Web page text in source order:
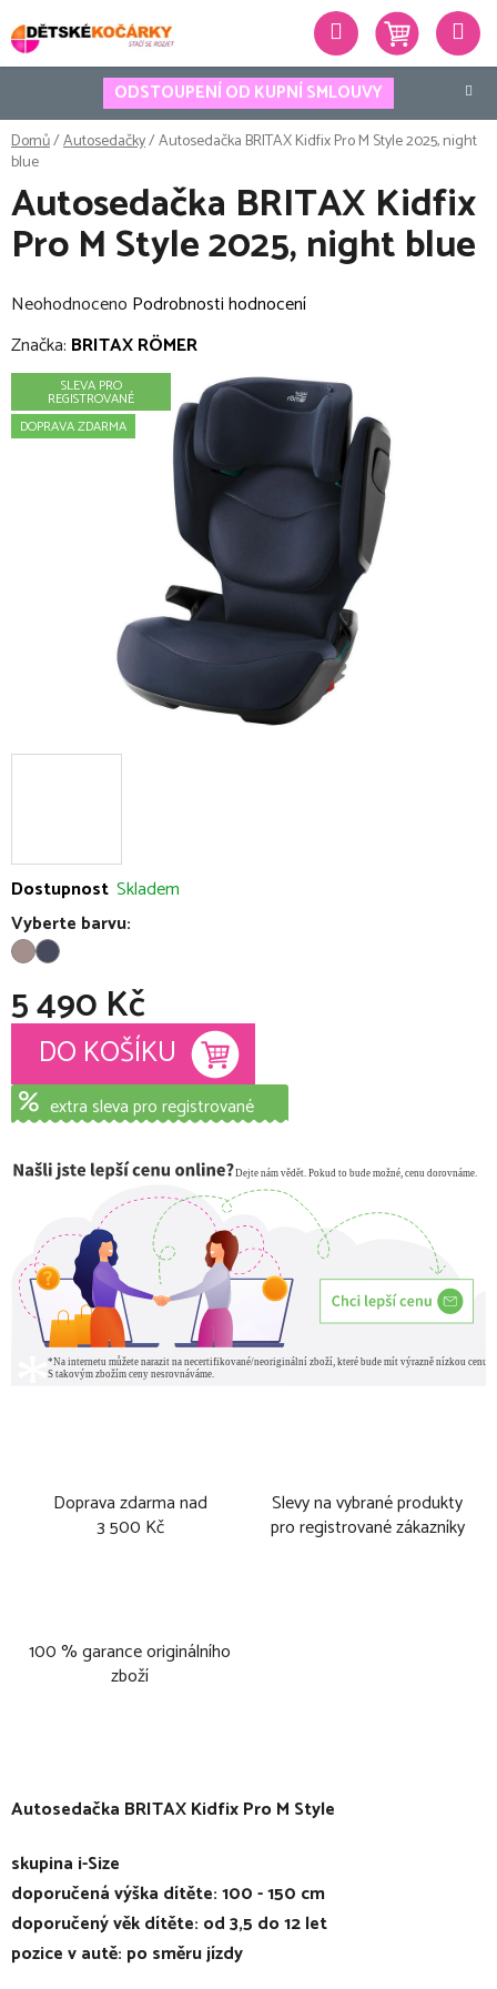
na
obsah
ODSTOUPENÍ OD KUPNÍ SMLOUVY
Hledat
Domů/Autosedačky/Autosedačka BRITAX Kidfix Pro M Style 2025, night
blue
Dostupnost Skladem
Vyberte barvu:
5 490 Kč
Měrná cena:
DO KOŠÍKU
extra sleva pro registrované
Doprava zdarma nad
3 500 Kč
Slevy na vybrané produkty
pro registrované zákazníky
100 % garance originálního
zboží
Autosedačka BRITAX Kidfix
Pro M Style 2025, night blue
Průměrné
hodnocení
0,0
Neohodnoceno Podrobnosti hodnocení
Značka: BRITAX RÖMER
SLEVA PRO
REGISTROVANÉ
DOPRAVA ZDARMA
Autosedačka BRITAX Kidfix Pro M Style
skupina i-Size
doporučená výška dítěte: 100 - 150 cm
doporučený věk dítěte: od 3,5 do 12 let
pozice v autě: po směru jízdy